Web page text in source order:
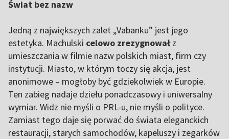
Świat bez nazw
Jedną z największych zalet „Vabanku” jest jego
estetyka. Machulski celowo zrezygnowałz
umieszczania w filmie nazw polskich miast, firm czy
instytucji. Miasto, w którym toczy się akcja, jest
anonimowe – mogłoby być gdziekolwiek w Europie.
Ten zabieg nadaje dziełu ponadczasowy i uniwersalny
wymiar. Widz nie myśli o PRL-u, nie myśli o polityce.
Zamiast tego daje się porwać do świata eleganckich
restauracji, starych samochodów, kapeluszy i zegarków